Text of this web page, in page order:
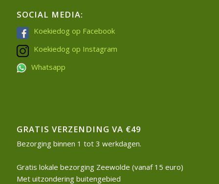
SOCIAL MEDIA:
Koekiedog op Facebook
Koekiedog op Instagram
Whatsapp
GRATIS VERZENDING VA €49
Bezorging binnen 1 tot 3 werkdagen.
Gratis lokale bezorging Zeewolde (vanaf 15 euro)
Met uitzondering buitengebied